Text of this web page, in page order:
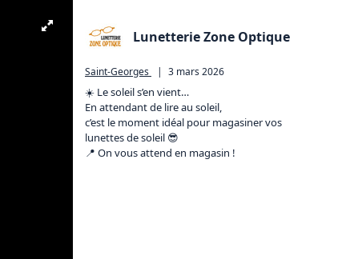
Lunetterie Zone Optique
Saint-Georges | 3 mars 2026
☀️ Le soleil s’en vient…
En attendant de lire au soleil,
c’est le moment idéal pour magasiner vos
lunettes de soleil 😎
📍 On vous attend en magasin !